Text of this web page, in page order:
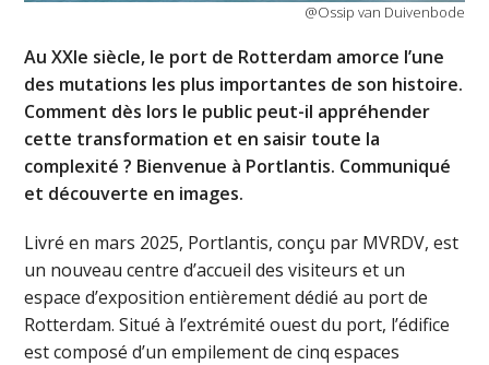
@Ossip van Duivenbode
Au XXIe siècle, le port de Rotterdam amorce l’une
des mutations les plus importantes de son histoire.
Comment dès lors le public peut-il appréhender
cette transformation et en saisir toute la
complexité ? Bienvenue à Portlantis. Communiqué
et découverte en images.
Livré en mars 2025, Portlantis, conçu par MVRDV, est
un nouveau centre d’accueil des visiteurs et un
espace d’exposition entièrement dédié au port de
Rotterdam. Situé à l’extrémité ouest du port, l’édifice
est composé d’un empilement de cinq espaces